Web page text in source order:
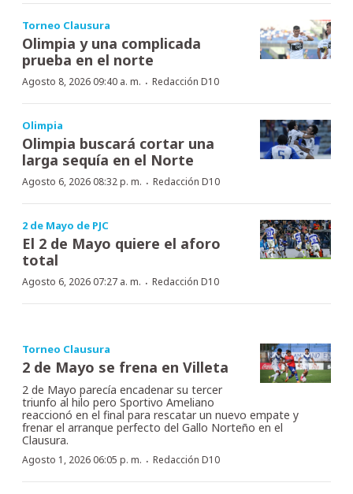
Torneo Clausura
Olimpia y una complicada
prueba en el norte
Agosto 8, 2026 09:40 a. m. · Redacción D10
Olimpia
Olimpia buscará cortar una
larga sequía en el Norte
Agosto 6, 2026 08:32 p. m. · Redacción D10
2 de Mayo de PJC
El 2 de Mayo quiere el aforo
total
Agosto 6, 2026 07:27 a. m. · Redacción D10
Torneo Clausura
2 de Mayo se frena en Villeta
2 de Mayo parecía encadenar su tercer
triunfo al hilo pero Sportivo Ameliano
reaccionó en el final para rescatar un nuevo empate y
frenar el arranque perfecto del Gallo Norteño en el
Clausura.
Agosto 1, 2026 06:05 p. m. · Redacción D10